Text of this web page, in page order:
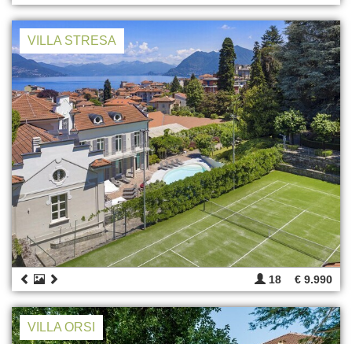
VILLA STRESA
18 € 9.990
VILLA ORSI